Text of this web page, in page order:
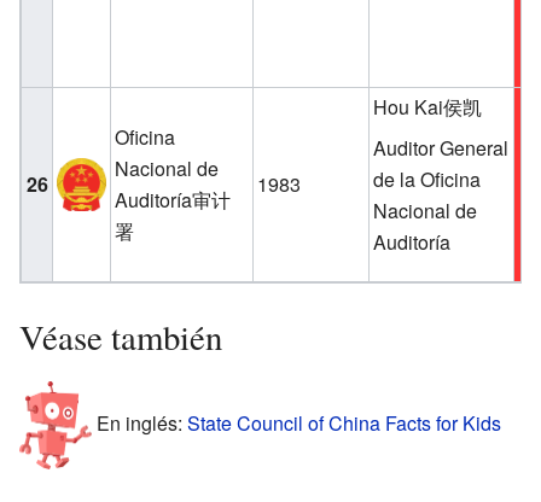
26
Oficina
Nacional de
Auditoría审计
署
1983
Hou Kai侯凯
Auditor General
de la Oficina
Nacional de
Auditoría
Véase también
En inglés: State Council of China Facts for Kids